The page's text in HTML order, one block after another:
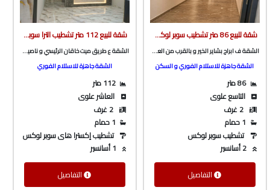
شقة للبيع 86 متر تشطيب سوبر لوكس ف ابراج بشاير الخير و بالقرب من العثيم و شارع باريس من الوسيط العقارية بشبين الكوم
الشقة ف ابراج بشاير الخير و بالقرب من العثيم و شارع باريس
الشقة جاهزة للاستلام الفوري و السكن
86 متر
التاسع علوى
1 حمام
تشطيب سوبر لوكس
التفاصيل
شقة للبيع 112 متر تشطيب الترا سوبر لوكس ع طريق ميت خاقان الرئيسي و ناصيه شارع جانبي من الوسيط العقارية بشبين الكوم
الشقة ع طريق ميت خاقان الرئيسي و ناصيه شارع جانبي
الشقة جاهزة للاستلام الفوري
112 متر
العاشر علوى
2 غرف
1 حمام
تشطيب إكسترا هاى سوبر لوكس
التفاصيل